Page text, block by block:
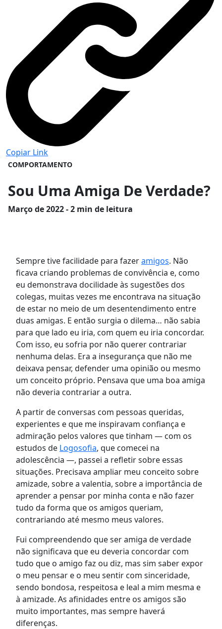
Copiar Link
COMPORTAMENTO
Sou Uma Amiga De Verdade?
Marçode 2022 - 2 min de leitura
Sempre tive facilidade para fazeramigos. Não
ficava criando problemas de convivência e, como
eu demonstrava docilidade às sugestões dos
colegas, muitas vezes me encontrava na situação
de estar no meio de um desentendimento entre
duas amigas. E então surgia o dilema… não sabia
para que lado eu iria, com quem eu iria concordar.
Com isso, eu sofria por não querer contrariar
nenhuma delas. Era a insegurança que não me
deixava pensar, defender uma opinião ou mesmo
um conceito próprio. Pensava que uma boa amiga
não deveria contrariar a outra.
A partir de conversas com pessoas queridas,
experientes e que me inspiravam confiança e
admiração pelos valores que tinham — com os
estudos de Logosofia, que comecei na
adolescência —, passei a refletir sobre essas
situações. Precisava ampliar meu conceito sobre
amizade, sobre a valentia, sobre a importância de
aprender a pensar por minha conta e não fazer
tudo da forma que os amigos queriam,
contrariando até mesmo meus valores.
Fui compreendendo que ser amiga de verdade
não significava que eu deveria concordar com
tudo que o amigo faz ou diz, mas sim saber expor
o meu pensar e o meu sentir com sinceridade,
sendo bondosa, respeitosa e leal a mim mesma e
à amizade. As afinidades entre os amigos são
muito importantes, mas sempre haverá
diferenças.